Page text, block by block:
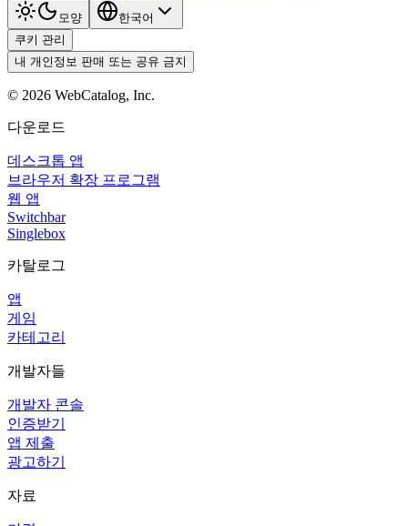
모양
한국어
쿠키 관리
내 개인정보 판매 또는 공유 금지
© 2026 WebCatalog, Inc.
다운로드
데스크톱 앱
브라우저 확장 프로그램
웹 앱
Switchbar
Singlebox
카탈로그
앱
게임
카테고리
개발자들
개발자 콘솔
인증받기
앱 제출
광고하기
자료